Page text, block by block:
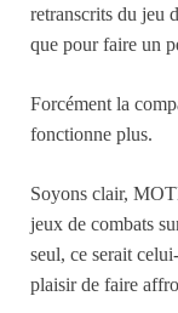
retranscrits du jeu
que pour faire un
Forcément la
fonctionne plus.
Soyons clair,
jeux de combats
seul, ce serait
plaisir de faire